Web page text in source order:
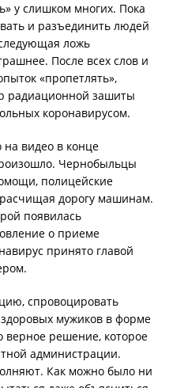
у слишком многих. Пока
и разъединить людей
ложь
После всех слов и
«пропетлять»,
радиационной зашиты
коронавирусом.
на видео в конце
Чернобыльцы
полицейские
дорогу машинам.
появилась
о приеме
принято главой
спровоцировать
мужиков в форме
верное решение, которое
администрации.
Как можно было ни